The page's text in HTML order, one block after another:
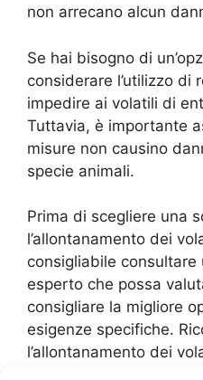
non arrecano alcun
Se hai bisogno di
considerare l’utilizzo di
impedire ai volatili di
Tuttavia, è importante
misure non causino
specie animali.
Prima di scegliere una
l’allontanamento dei
consigliabile consultare
esperto che possa
consigliare la migliore
esigenze specifiche.
l’allontanamento dei